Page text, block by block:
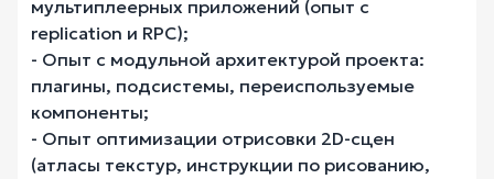
мультиплеерных приложений (опыт с
replication и RPC);
- Опыт с модульной архитектурой проекта:
плагины, подсистемы, переиспользуемые
компоненты;
- Опыт оптимизации отрисовки 2D-сцен
(атласы текстур, инструкции по рисованию,